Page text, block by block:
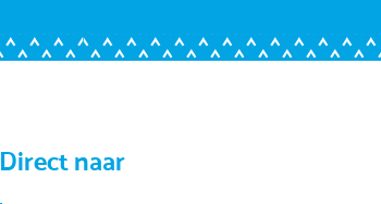
Direct naar